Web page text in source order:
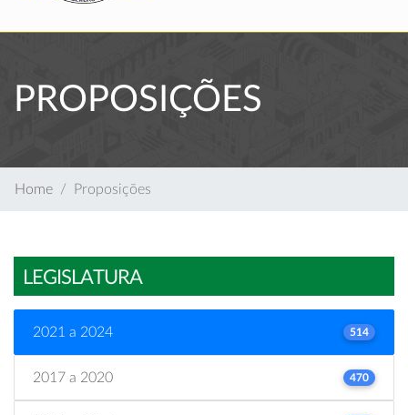
PROPOSIÇÕES
Home Proposições
LEGISLATURA
2021 a 2024 514
2017 a 2020 470